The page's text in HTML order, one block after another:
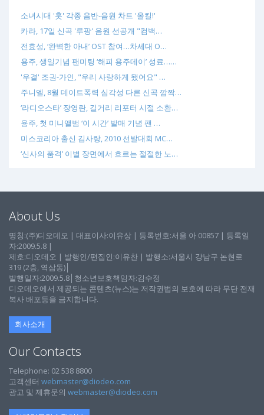
소녀시대 '훗' 각종 음반-음원 차트 '올킬!'
카라, 17일 신곡 '루팡' 음원 선공개 "컴백…
전효성, ‘완벽한 아내’ OST 참여…차세대 O…
용주, 생일기념 팬미팅 ‘해피 용주데이’ 성료……
'우결' 조권-가인, "우리 사랑하게 됐어요" …
주니엘, 8월 데이트폭력 심각성 다른 신곡 깜짝…
‘라디오스타’ 장영란, 길거리 리포터 시절 소환…
용주, 첫 미니앨범 ‘이 시간’ 발매 기념 팬 …
미스코리아 출신 김사랑, 2010 선발대회 MC…
‘신사의 품격’ 이별 장면에서 흐르는 절절한 노…
About Us
명칭:(주)디오데오 | 대표이사:이유상 | 등록번호:서울 아 00857 | 등록일
자:2009.5.8 |
제호:디오데오 | 발행인/편집인:이유찬 | 발행소:서울시 강남구 논현로
319 (2층, 역삼동)│
발행일자:2009.5.8│청소년보호책임자:김수정
디오데오에서 제공되는 콘텐츠(뉴스)는 저작권법의 보호에 따라 무단 전재
복사 배포등을 금지합니다.
회사소개
Our Contacts
Telephone: 02 538 8800
고객센터 webmaster@diodeo.com
광고 및 제휴문의 webmaster@diodeo.com